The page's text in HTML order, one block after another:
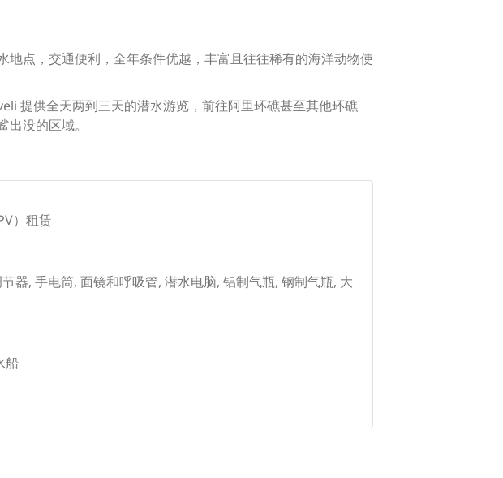
点，交通便利，全年条件优越，丰富且往往稀有的海洋动物使
提供全天两到三天的潜水游览，前往阿里环礁甚至其他环礁
没的区域。
）租赁
器, 手电筒, 面镜和呼吸管, 潜水电脑, 铝制气瓶, 钢制气瓶, 大
船